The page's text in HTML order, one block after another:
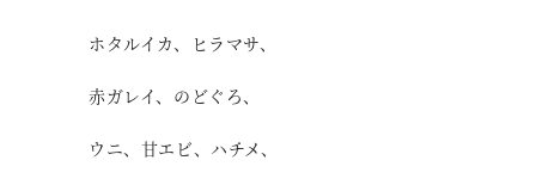
ホタルイカ、ヒラマサ、
赤ガレイ、のどぐろ、
ウニ、甘エビ、ハチメ、